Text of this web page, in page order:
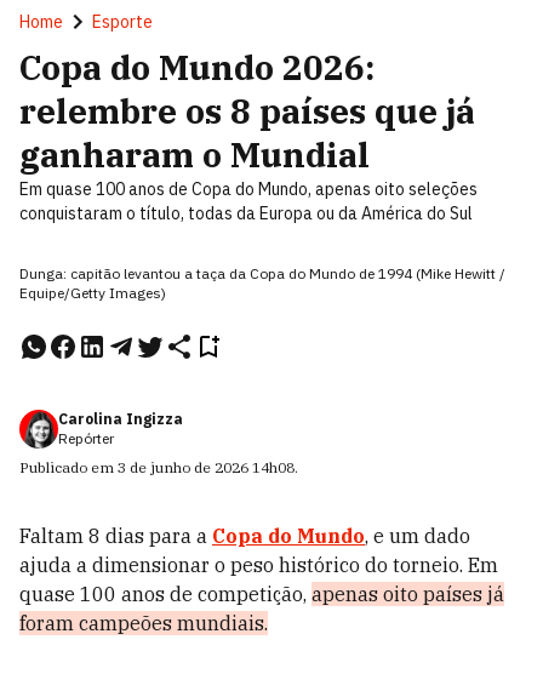
Home Esporte
Copa do Mundo 2026:
relembre os 8 países que já
ganharam o Mundial
Em quase 100 anos de Copa do Mundo, apenas oito seleções
conquistaram o título, todas da Europa ou da América do Sul
Dunga: capitão levantou a taça da Copa do Mundo de 1994 (Mike Hewitt /
Equipe/Getty Images)
Carolina Ingizza
Repórter
Publicado em 3 de junho de 2026 14h08.
Faltam 8 dias para a Copa do Mundo, e um dado
ajuda a dimensionar o peso histórico do torneio. Em
quase 100 anos de competição, apenas oito países já
foram campeões mundiais.